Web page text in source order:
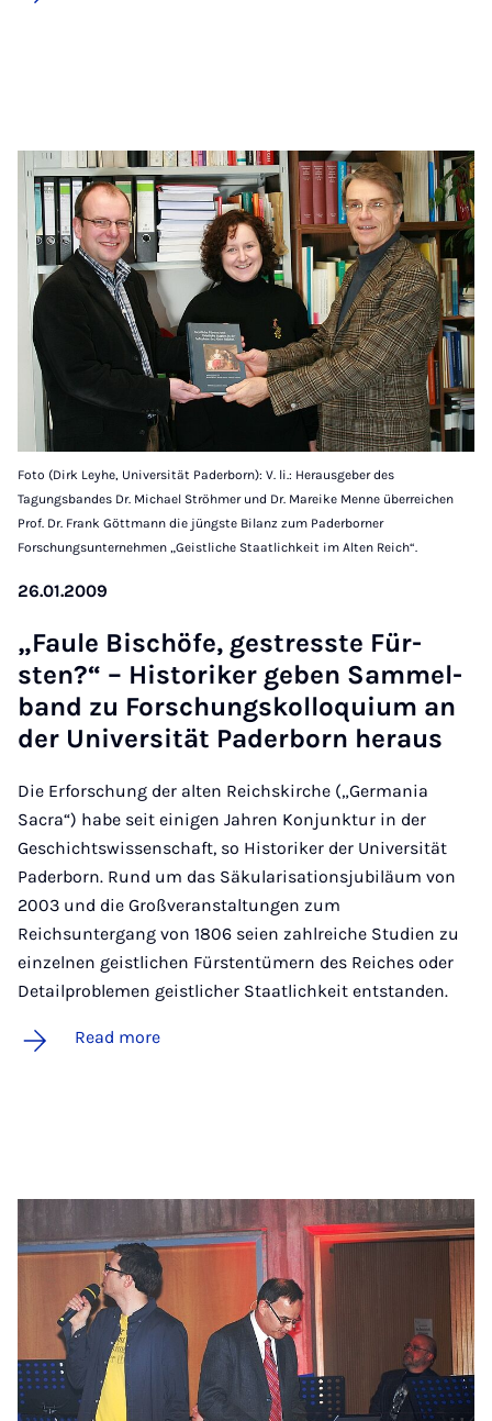
Foto (Dirk Leyhe, Universität Paderborn): V. li.: Herausgeber des
Tagungsbandes Dr. Michael Ströhmer und Dr. Mareike Menne überreichen
Prof. Dr. Frank Göttmann die jüngste Bilanz zum Paderborner
Forschungsunternehmen „Geistliche Staatlichkeit im Alten Reich“.
26.01.2009
„Faule Bis­chöfe, gestresste Für­
sten?“ – His­toriker geben Sam­mel­
band zu Forschung­skolloqui­um an
der Uni­versität Pader­born heraus
Die Erforschung der alten Reichskirche („Germania
Sacra“) habe seit einigen Jahren Konjunktur in der
Geschichtswissenschaft, so Historiker der Universität
Paderborn. Rund um das Säkularisationsjubiläum von
2003 und die Großveranstaltungen zum
Reichsuntergang von 1806 seien zahlreiche Studien zu
einzelnen geistlichen Fürstentümern des Reiches oder
Detailproblemen geistlicher Staatlichkeit entstanden.
Read more